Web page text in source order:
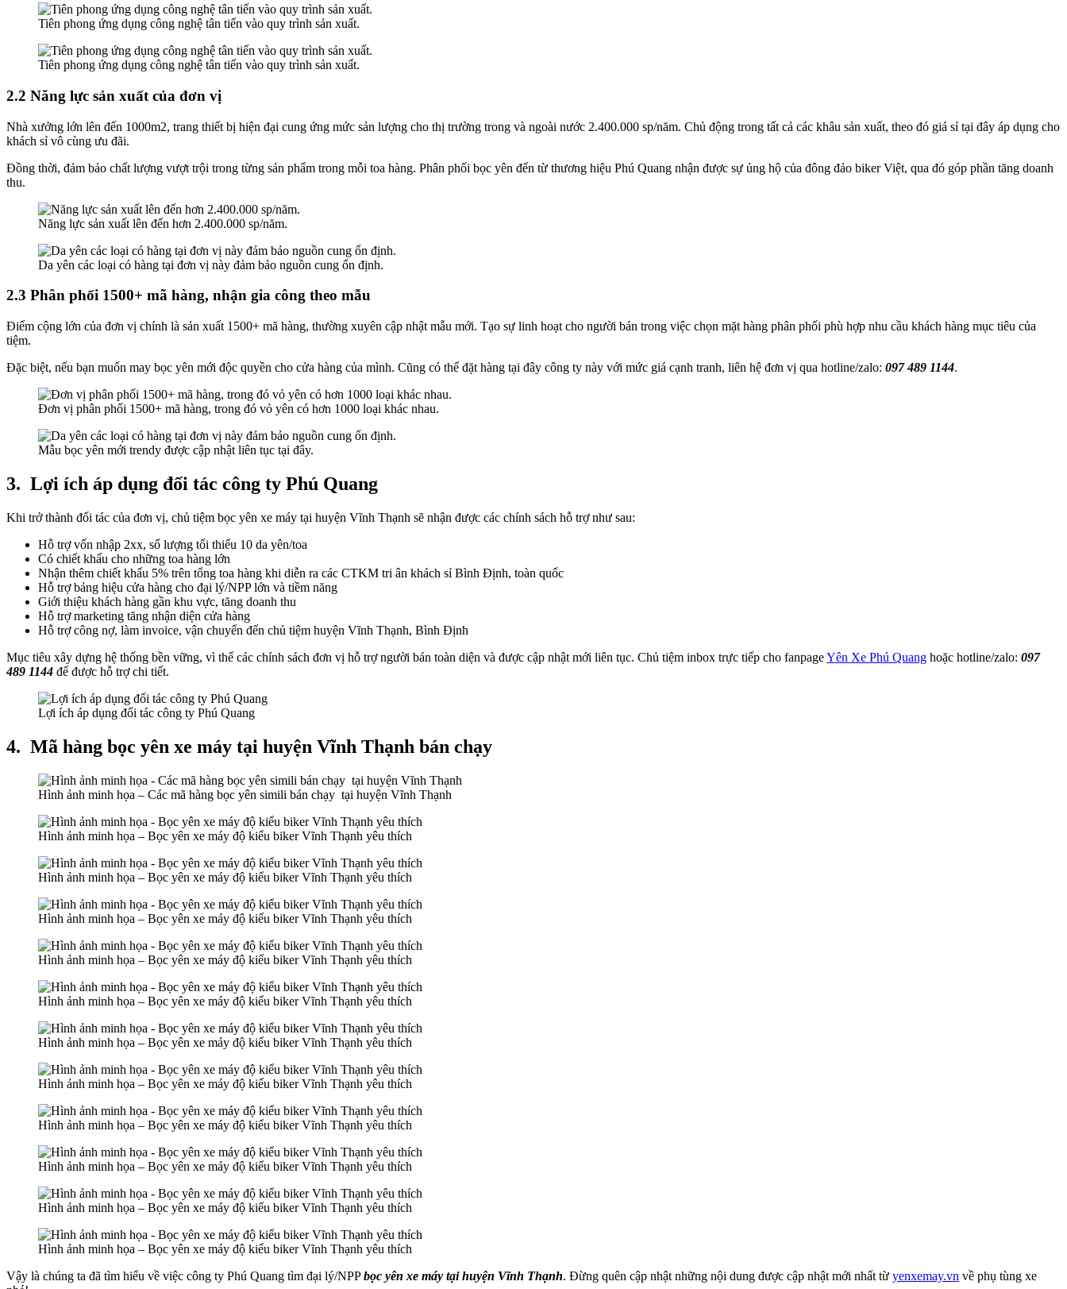
Tiên phong ứng dụng công nghệ tân tiến vào quy trình sản xuất.
Tiên phong ứng dụng công nghệ tân tiến vào quy trình sản xuất.
2.2 Năng lực sản xuất của đơn vị
Nhà xưởng lớn lên đến 1000m2, trang thiết bị hiện đại cung ứng mức sản lượng cho thị trường trong và ngoài nước 2.400.000 sp/năm. Chủ động trong tất cả các khâu sản xuất, theo đó giá sỉ tại đây áp dụng cho
khách sỉ vô cùng ưu đãi.
Đồng thời, đảm bảo chất lượng vượt trội trong từng sản phẩm trong mỗi toa hàng. Phân phối bọc yên đến từ thương hiệu Phú Quang nhận được sự ủng hộ của đông đảo biker Việt, qua đó góp phần tăng doanh
thu.
Năng lực sản xuất lên đến hơn 2.400.000 sp/năm.
Da yên các loại có hàng tại đơn vị này đảm bảo nguồn cung ổn định.
2.3 Phân phối 1500+ mã hàng, nhận gia công theo mẫu
Điểm cộng lớn của đơn vị chính là sản xuất 1500+ mã hàng, thường xuyên cập nhật mẫu mới. Tạo sự linh hoạt cho người bán trong việc chọn mặt hàng phân phối phù hợp nhu cầu khách hàng mục tiêu của
tiệm.
Đặc biệt, nếu bạn muốn may bọc yên mới độc quyền cho cửa hàng của mình. Cũng có thể đặt hàng tại đây công ty này với mức giá cạnh tranh, liên hệ đơn vị qua hotline/zalo: 097 489 1144.
Đơn vị phân phối 1500+ mã hàng, trong đó vỏ yên có hơn 1000 loại khác nhau.
Mẫu bọc yên mới trendy được cập nhật liên tục tại đây.
3. Lợi ích áp dụng đối tác công ty Phú Quang
Khi trở thành đối tác của đơn vị, chủ tiệm bọc yên xe máy tại huyện Vĩnh Thạnh sẽ nhận được các chính sách hỗ trợ như sau:
Hỗ trợ vốn nhập 2xx, số lượng tối thiểu 10 da yên/toa
Có chiết khấu cho những toa hàng lớn
Nhận thêm chiết khấu 5% trên tổng toa hàng khi diễn ra các CTKM tri ân khách sỉ Bình Định, toàn quốc
Hỗ trợ bảng hiệu cửa hàng cho đại lý/NPP lớn và tiềm năng
Giới thiệu khách hàng gần khu vực, tăng doanh thu
Hỗ trợ marketing tăng nhận diện cửa hàng
Hỗ trợ công nợ, làm invoice, vận chuyển đến chủ tiệm huyện Vĩnh Thạnh, Bình Định
Mục tiêu xây dựng hệ thống bền vững, vì thế các chính sách đơn vị hỗ trợ người bán toàn diện và được cập nhật mới liên tục. Chủ tiệm inbox trực tiếp cho fanpageYên Xe Phú Quang hoặc hotline/zalo: 097
489 1144 để được hỗ trợ chi tiết.
Lợi ích áp dụng đối tác công ty Phú Quang
4. Mã hàng bọc yên xe máy tại huyện Vĩnh Thạnh bán chạy
Hình ảnh minh họa – Các mã hàng bọc yên simili bán chạy tại huyện Vĩnh Thạnh
Hình ảnh minh họa – Bọc yên xe máy độ kiểu biker Vĩnh Thạnh yêu thích
Hình ảnh minh họa – Bọc yên xe máy độ kiểu biker Vĩnh Thạnh yêu thích
Hình ảnh minh họa – Bọc yên xe máy độ kiểu biker Vĩnh Thạnh yêu thích
Hình ảnh minh họa – Bọc yên xe máy độ kiểu biker Vĩnh Thạnh yêu thích
Hình ảnh minh họa – Bọc yên xe máy độ kiểu biker Vĩnh Thạnh yêu thích
Hình ảnh minh họa – Bọc yên xe máy độ kiểu biker Vĩnh Thạnh yêu thích
Hình ảnh minh họa – Bọc yên xe máy độ kiểu biker Vĩnh Thạnh yêu thích
Hình ảnh minh họa – Bọc yên xe máy độ kiểu biker Vĩnh Thạnh yêu thích
Hình ảnh minh họa – Bọc yên xe máy độ kiểu biker Vĩnh Thạnh yêu thích
Hình ảnh minh họa – Bọc yên xe máy độ kiểu biker Vĩnh Thạnh yêu thích
Hình ảnh minh họa – Bọc yên xe máy độ kiểu biker Vĩnh Thạnh yêu thích
Vậy là chúng ta đã tìm hiểu về việc công ty Phú Quang tìm đại lý/NPPbọc yên xe máy tại huyện Vĩnh Thạnh. Đừng quên cập nhật những nội dung được cập nhật mới nhất từ yenxemay.vn về phụ tùng xe